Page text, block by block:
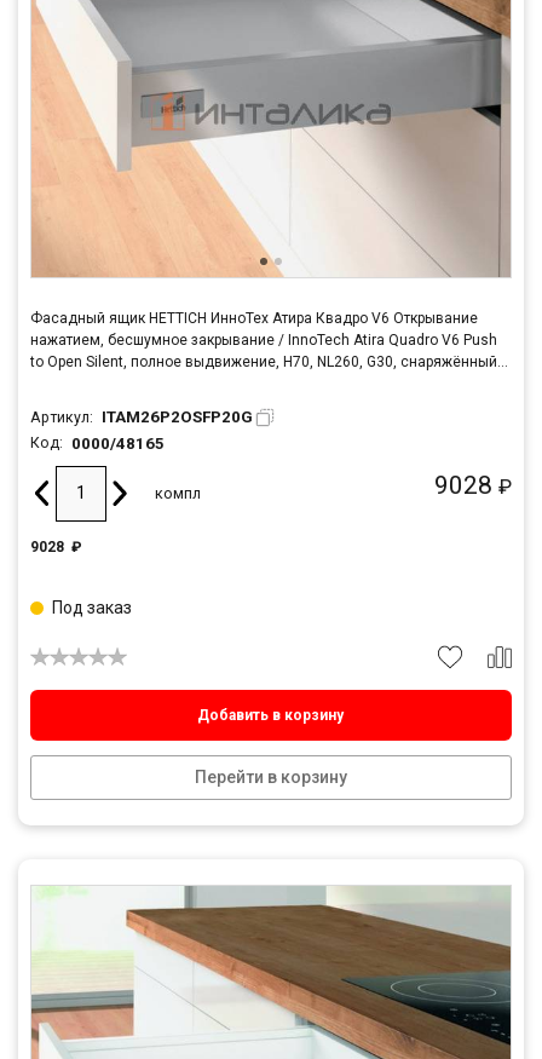
Фасадный ящик HETTICH ИнноТех Атира Квадро V6 Открывание
нажатием, бесшумное закрывание / InnoTech Atira Quadro V6 Push
to Open Silent, полное выдвижение, H70, NL260, G30, снаряжённый
Артикул:
ITAM26P2OSFP20G
Код: 0000/48165
9028 ₽
компл
9028 ₽
Добавить в корзину
Перейти в корзину
Под заказ